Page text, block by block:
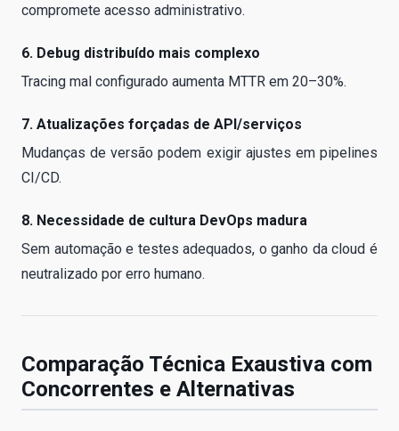
compromete acesso administrativo.
6. Debug distribuído mais complexo
Tracing mal configurado aumenta MTTR em 20–30%.
7. Atualizações forçadas de API/serviços
Mudanças de versão podem exigir ajustes em pipelines
CI/CD.
8. Necessidade de cultura DevOps madura
Sem automação e testes adequados, o ganho da cloud é
neutralizado por erro humano.
Comparação Técnica Exaustiva com
Concorrentes e Alternativas